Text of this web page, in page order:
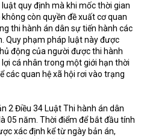
quy định mà khi mốc thời gian
còn quyền đề xuất cơ quan
thi hành án dân sự tiến hành các
Quy phạm pháp luật này được
động của người được thi hành
cá nhân trong một giới hạn thời
các quan hệ xã hội rơi vào trạng
2 Điều 34 Luật Thi hành án dân
05 năm. Thời điểm để bắt đầu tính
xác định kể từ ngày bản án,